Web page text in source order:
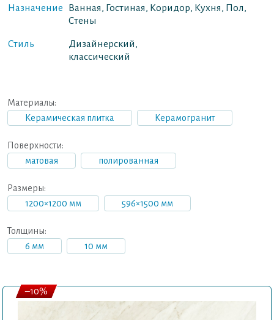
Назначение
Ванная, Гостиная, Коридор, Кухня, Пол,
Стены
Стиль
Дизайнерский,
классический
Материалы:
Керамическая плитка
Керамогранит
Поверхности:
матовая
полированная
Размеры:
1200×1200 мм
596×1500 мм
Толщины:
6 мм
10 мм
–10%